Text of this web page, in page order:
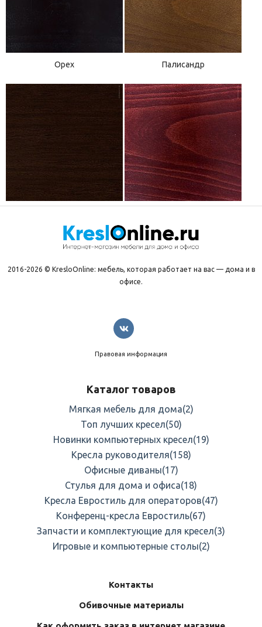
Орех Палисандр
2016-2026 © KresloOnline: мебель, которая работает на вас — дома и в
офисе.
Правовая информация
Каталог товаров
Мягкая мебель для дома(2)
Топ лучших кресел(50)
Новинки компьютерных кресел(19)
Кресла руководителя(158)
Офисные диваны(17)
Стулья для дома и офиса(18)
Кресла Евростиль для операторов(47)
Конференц-кресла Евростиль(67)
Запчасти и комплектующие для кресел(3)
Игровые и компьютерные столы(2)
Контакты
Обивочные материалы